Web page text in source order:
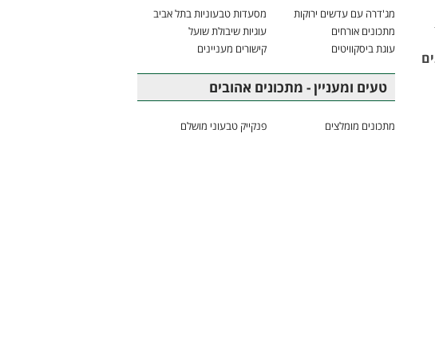
מג'דרה עם עדשים ירוקות
מסעדות טבעוניות בתל אביב
מתכונים אורחים
עוגיות שיבולת שועל
עוגת ביסקוויטים
קישורים מעניינים
טעים ומעניין - מתכונים אהובים
מתכונים מומלצים פנקייק טבעוני מושלם